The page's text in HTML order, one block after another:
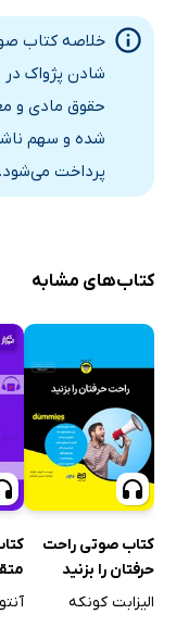
خلاصه کتاب
شادن پژواک
حقوق مادی و
شده و سهم
پرداخت می‌شود.
کتاب‌های مشابه
کتاب صوتی راحت
حرفتان را بزنید
الیزابت کونکه